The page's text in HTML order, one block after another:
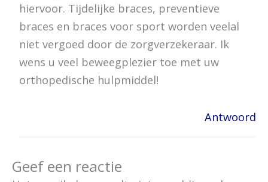
hiervoor. Tijdelijke braces, preventieve
braces en braces voor sport worden veelal
niet vergoed door de zorgverzekeraar. Ik
wens u veel beweegplezier toe met uw
orthopedische hulpmiddel!
Antwoord
Geef een reactie